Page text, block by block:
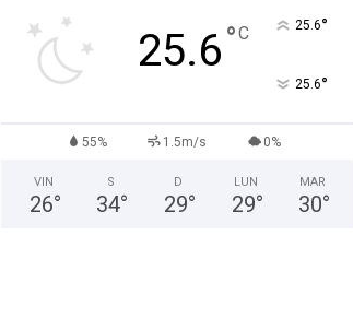
25.6°C 25.6°
25.6°
55% 1.5m/s 0%
VIN
26°
S
34°
D
29°
LUN
29°
MAR
30°